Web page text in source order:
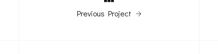
Previous Project